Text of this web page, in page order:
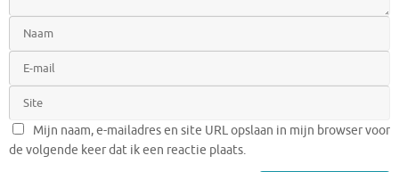
Mijn naam, e-mailadres en site URL opslaan in mijn browser voor
de volgende keer dat ik een reactie plaats.